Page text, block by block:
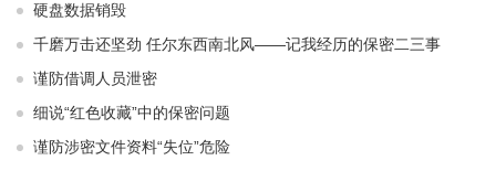
硬盘数据销毁
千磨万击还坚劲 任尔东西南北风——记我经历的保密二三事
谨防借调人员泄密
细说“红色收藏”中的保密问题
谨防涉密文件资料“失位”危险